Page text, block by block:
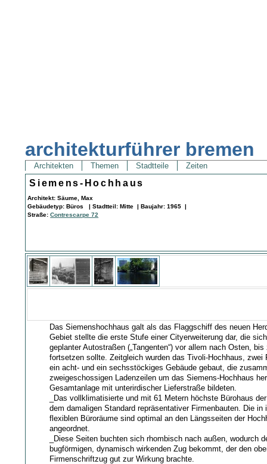
architekturführer bremen
Architekten Themen Stadtteile Zeiten
Siemens-Hochhaus
Architekt: Säume, Max
Gebäudetyp: Büros | Stadtteil: Mitte | Baujahr: 1965 |
Straße:Contrescarpe 72
Das Siemenshochhaus galt als das Flaggschiff des neuen
Gebiet stellte die erste Stufe einer Cityerweiterung dar, die
geplanter Autostraßen („Tangenten“) vor allem nach Osten, bis
fortsetzen sollte. Zeitgleich wurden das Tivoli-Hochhaus, zwei
ein acht- und ein sechsstöckiges Gebäude gebaut, die
zweigeschossigen Ladenzeilen um das Siemens-Hochhaus
Gesamtanlage mit unterirdischer Lieferstraße bildeten.
_Das vollklimatisierte und mit 61 Metern höchste Bürohaus
dem damaligen Standard repräsentativer Firmenbauten. Die in
flexiblen Büroräume sind optimal an den Längsseiten der
angeordnet.
_Diese Seiten buchten sich rhombisch nach außen, wodurch
bugförmigen, dynamisch wirkenden Zug bekommt, der den
Firmenschriftzug gut zur Wirkung brachte.